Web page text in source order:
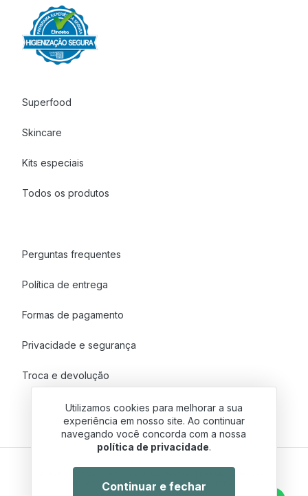
Superfood
Skincare
Kits especiais
Todos os produtos
Perguntas frequentes
Política de entrega
Formas de pagamento
Privacidade e segurança
Troca e devolução
INDUSTRIA E COMERCIO DE ALIMENTOS LTDA
Utilizamos cookies para melhorar a sua
experiência em nosso site. Ao continuar
navegando você concorda com a nossa
política de privacidade.
Continuar e fechar